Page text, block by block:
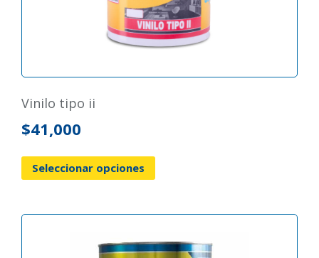
vinilo tipo ii
$41,000
Seleccionar opciones